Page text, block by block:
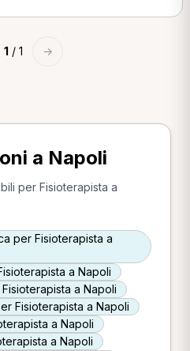
1 / 1 →
a Napoli
per Fisioterapista a
per Fisioterapista a
a Napoli
a Napoli
Fisioterapista a Napoli
a Napoli
a Napoli